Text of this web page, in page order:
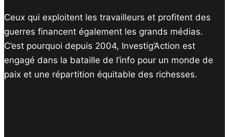
Ceux qui exploitent les travailleurs et profitent des
guerres financent également les grands médias.
C’est pourquoi depuis 2004, Investig’Action est
engagé dans la bataille de l’info pour un monde de
paix et une répartition équitable des richesses.